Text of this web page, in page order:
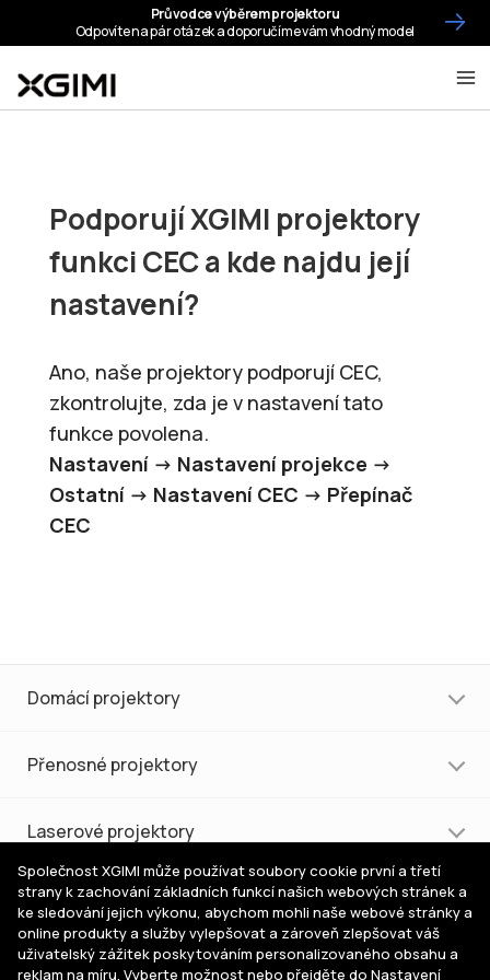
Podporují XGIMI projektory
funkci CEC a kde najdu její
nastavení?
Ano, naše projektory podporují CEC,
zkontrolujte, zda je v nastavení tato
funkce povolena.
Nastavení -> Nastavení projekce ->
Ostatní -> Nastavení CEC -> Přepínač
CEC
Domácí projektory
Přenosné projektory
Laserové projektory
Nákup a podpora
Pomoc s výběrem
Společnost XGIMI může používat soubory cookie první a třetí
strany k zachování základních funkcí našich webových stránek a
ke sledování jejich výkonu, abychom mohli naše webové stránky a
online produkty a služby vylepšovat a zároveň zlepšovat váš
uživatelský zážitek poskytováním personalizovaného obsahu a
reklam na míru. Vyberte možnost nebo přejděte do Nastavení